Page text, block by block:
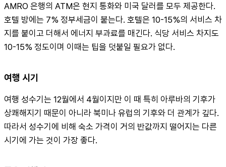
AMRO 은행의 ATM은 현지 통화와 미국 달러를 모두 제공한다.
호텔 방에는 7% 정부세금이 붙는다. 호텔은 10-15%의 서비스 차
지를 붙이고 더해서 에너지 부과료를 매긴다. 식당 서비스 차지도
10-15% 정도이며 이때는 팁을 덧붙일 필요가 없다.
여행 시기
여행 성수기는 12월에서 4월이지만 이 때 특히 아루바의 기후가
상쾌해지기 때문이 아니라 북미나 유럽의 기후와 더 관계가 깊다.
따라서 성수기에 비해 숙소 가격이 거의 반값까지 떨어지는 다른
시기에 가는 것이 가장 좋다.